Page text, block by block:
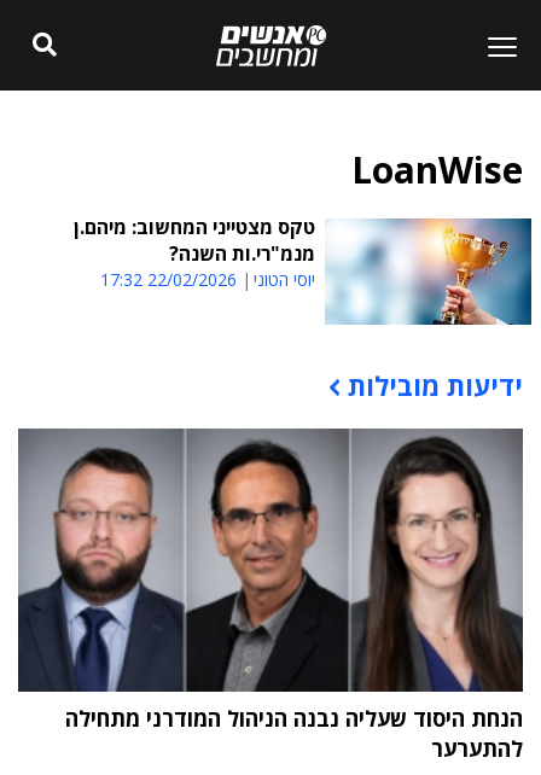
LoanWise
טקס מצטייני המחשוב: מיהם.ן
מנמ"רי.ות השנה?
יוסי הטוני 22/02/2026 17:32
תוכן פרסומי
ידיעות מובילות
הנחת היסוד שעליה נבנה הניהול המודרני מתחילה
להתערער